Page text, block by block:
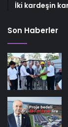
İki kardeşin
Son Haberler